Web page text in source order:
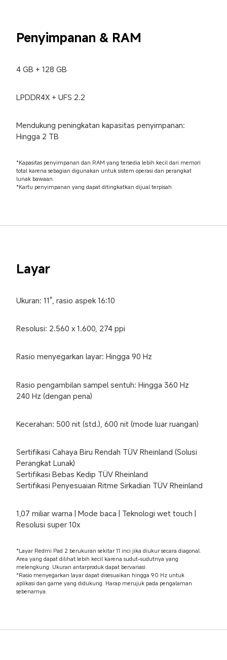
Penyimpanan & RAM
4 GB + 128 GB
LPDDR4X + UFS 2.2
Mendukung peningkatan kapasitas penyimpanan:
Hingga 2 TB
*Kapasitas penyimpanan dan RAM yang tersedia lebih kecil dari memori
total karena sebagian digunakan untuk sistem operasi dan perangkat
lunak bawaan.
*Kartu penyimpanan yang dapat ditingkatkan dijual terpisah.
Layar
Ukuran: 11", rasio aspek 16:10
Resolusi: 2.560 x 1.600, 274 ppi
Rasio menyegarkan layar: Hingga 90 Hz
Rasio pengambilan sampel sentuh: Hingga 360 Hz
240 Hz (dengan pena)
Kecerahan: 500 nit (std.), 600 nit (mode luar ruangan)
Sertifikasi Cahaya Biru Rendah TÜV Rheinland (Solusi
Perangkat Lunak)
Sertifikasi Bebas Kedip TÜV Rheinland
Sertifikasi Penyesuaian Ritme Sirkadian TÜV Rheinland
1,07 miliar warna | Mode baca | Teknologi wet touch |
Resolusi super 10x
*Layar Redmi Pad 2 berukuran sekitar 11 inci jika diukur secara diagonal.
Area yang dapat dilihat lebih kecil karena sudut-sudutnya yang
melengkung. Ukuran antarproduk dapat bervariasi.
*Rasio menyegarkan layar dapat disesuaikan hingga 90 Hz untuk
aplikasi dan game yang didukung. Harap merujuk pada pengalaman
sebenarnya.